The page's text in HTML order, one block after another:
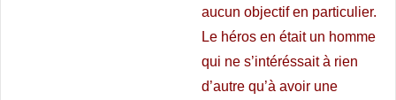
aucun objectif en particulier.
Le héros en était un homme
qui ne s’intéréssait à rien
d’autre qu’à avoir une